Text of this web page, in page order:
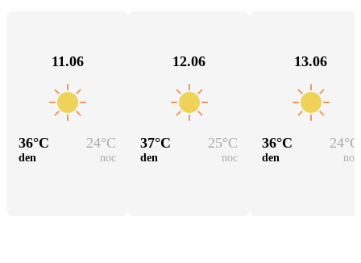
11.06
36°C 24°C
den noc
12.06
37°C 25°C
den noc
13.06
36°C 24°C
den noc